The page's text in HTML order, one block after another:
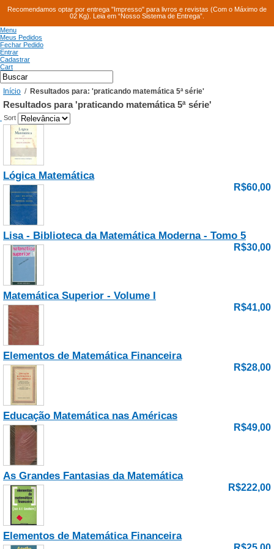
Recomendamos optar por entrega "Impresso" para livros e revistas (Com o Máximo de
02 Kg). Leia em “Nosso Sistema de Entrega”.
Menu
Meus Pedidos
Fechar Pedido
Entrar
Cadastrar
Cart
Início / Resultados para: 'praticando matemática 5ª série'
Resultados para 'praticando matemática 5ª série'
Sort
Lógica Matemática
R$60,00
Lisa - Biblioteca da Matemática Moderna - Tomo 5
R$30,00
Matemática Superior - Volume I
R$41,00
Elementos de Matemática Financeira
R$28,00
Educação Matemática nas Américas
R$49,00
As Grandes Fantasias da Matemática
R$222,00
Elementos de Matemática Financeira